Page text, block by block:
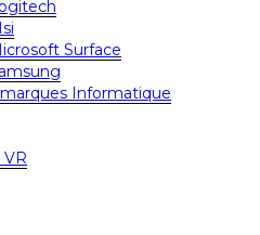
Surface
Informatique